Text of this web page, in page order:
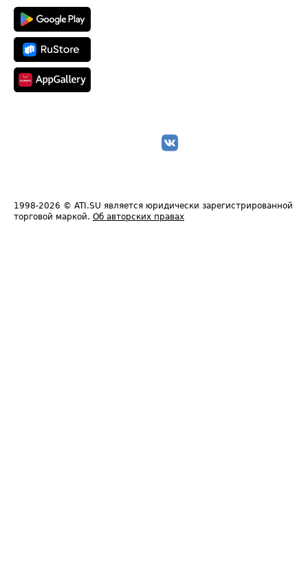
1998-2026 © ATI.SU является юридически зарегистрированной
торговой маркой. Об авторских правах